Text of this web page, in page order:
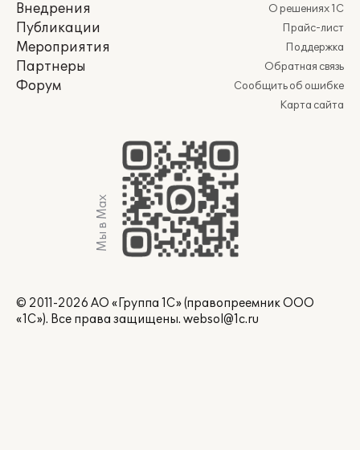
Внедрения
Публикации
Мероприятия
Партнеры
Форум
О решениях 1С
Прайс-лист
Поддержка
Обратная связь
Сообщить об ошибке
Карта сайта
Мы в Max
© 2011-2026 АО «Группа 1С» (правопреемник ООО
«1С»). Все права защищены. websol@1c.ru